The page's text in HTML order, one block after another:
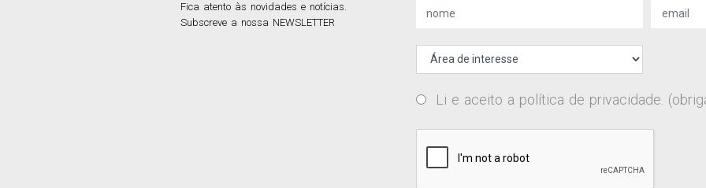
Fica atento às novidades e notícias.
Subscreve a nossa NEWSLETTER
Li e aceito a política de privacidade .